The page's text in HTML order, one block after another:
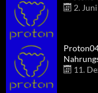
2.
11.